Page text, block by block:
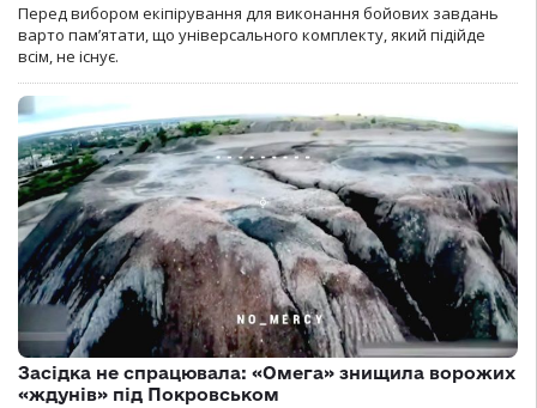
Перед вибором екіпірування для виконання бойових завдань
варто пам’ятати, що універсального комплекту, який підійде
всім, не існує.
Засідка не спрацювала: «Омега» знищила ворожих
«ждунів» під Покровськом